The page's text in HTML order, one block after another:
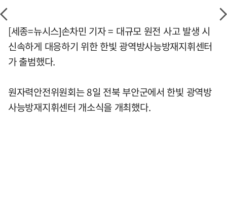
[세종=뉴시스]손차민 기자 = 대규모 원전 사고 발생 시
신속하게 대응하기 위한 한빛 광역방사능방재지휘센터
가 출범했다.
원자력안전위원회는 8일 전북 부안군에서 한빛 광역방
사능방재지휘센터 개소식을 개최했다.